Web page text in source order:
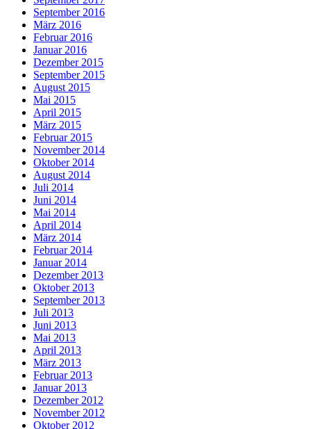
September 2016
März 2016
Februar 2016
Januar 2016
Dezember 2015
September 2015
August 2015
Mai 2015
April 2015
März 2015
Februar 2015
November 2014
Oktober 2014
August 2014
Juli 2014
Juni 2014
Mai 2014
April 2014
März 2014
Februar 2014
Januar 2014
Dezember 2013
Oktober 2013
September 2013
Juli 2013
Juni 2013
Mai 2013
April 2013
März 2013
Februar 2013
Januar 2013
Dezember 2012
November 2012
Oktober 2012